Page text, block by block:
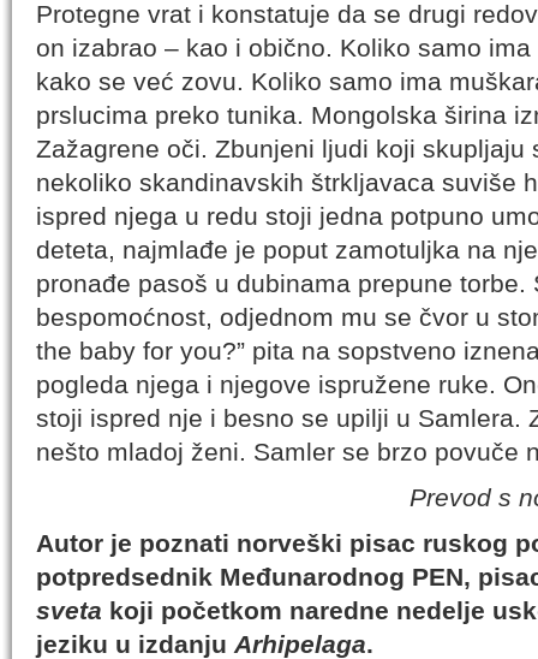
Protegne vrat i konstatuje da se drugi
on izabrao – kao i obično. Koliko samo
kako se već zovu. Koliko samo ima
prslucima preko tunika. Mongolska širina
Zažagrene oči. Zbunjeni ljudi koji skupljaju
nekoliko skandinavskih štrkljavaca suviše
ispred njega u redu stoji jedna potpuno
deteta, najmlađe je poput zamotuljka na
pronađe pasoš u dubinama prepune torbe.
bespomoćnost, odjednom mu se čvor u
the baby for you?” pita na sopstveno
pogleda njega i njegove ispružene ruke.
stoji ispred nje i besno se upilji u Samlera.
nešto mladoj ženi. Samler se brzo povuče
Prevod s
Autor je poznati norveški pisac ruskog
potpredsednik Međunarodnog PEN,
sveta koji početkom naredne nedelje
jeziku u izdanju Arhipelaga.